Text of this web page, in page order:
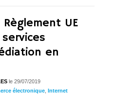
UE
en
le 29/07/2019
électronique Internet